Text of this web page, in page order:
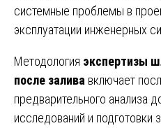
системные проблемы в
эксплуатации инженерных
Методология экспертизы
после залива включает
предварительного анализа
исследований и подготовки